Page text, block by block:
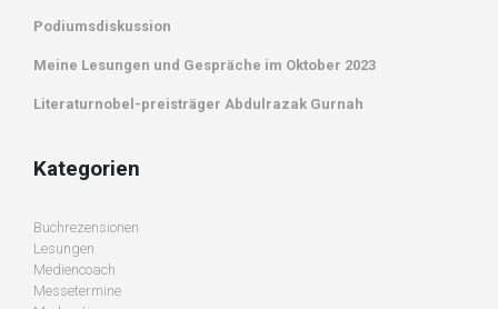
Podiumsdiskussion
Meine Lesungen und Gespräche im Oktober 2023
Literaturnobel-preisträger Abdulrazak Gurnah
Kategorien
Buchrezensionen
Lesungen
Mediencoach
Messetermine